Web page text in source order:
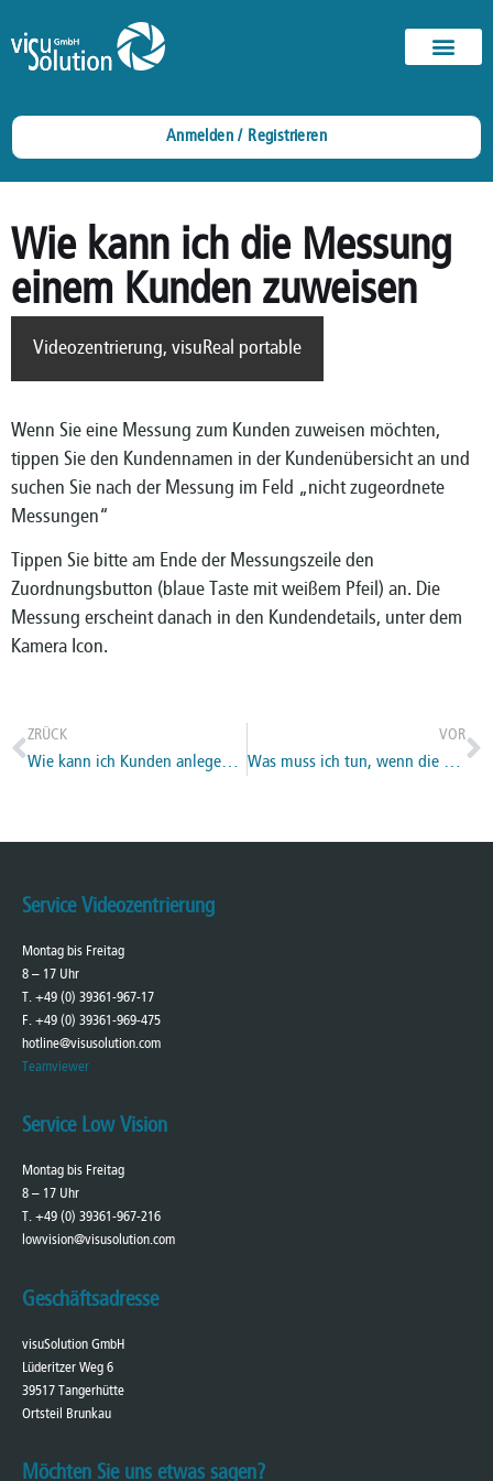
Anmelden / Registrieren
Wie kann ich die Messung
einem Kunden zuweisen
Videozentrierung, visuReal portable
Wenn Sie eine Messung zum Kunden zuweisen möchten,
tippen Sie den Kundennamen in der Kundenübersicht an und
suchen Sie nach der Messung im Feld „nicht zugeordnete
Messungen“
Tippen Sie bitte am Ende der Messungszeile den
Zuordnungsbutton (blaue Taste mit weißem Pfeil) an. Die
Messung erscheint danach in den Kundendetails, unter dem
Kamera Icon.
ZRÜCK
Wie kann ich Kunden anlegen/löschen?
VOR
Was muss ich tun, wenn die Bestätigungs- E-Mail bei der Registrierung nicht angekommen ist?
Service Videozentrierung
Montag bis Freitag
8 – 17 Uhr
T. +49 (0) 39361-967-17
F. +49 (0) 39361-969-475
hotline@visusolution.com
Teamviewer
Service Low Vision
Montag bis Freitag
8 – 17 Uhr
T. +49 (0) 39361-967-216
lowvision@visusolution.com
Geschäftsadresse
visuSolution GmbH
Lüderitzer Weg 6
39517 Tangerhütte
Ortsteil Brunkau
Möchten Sie uns etwas sagen?